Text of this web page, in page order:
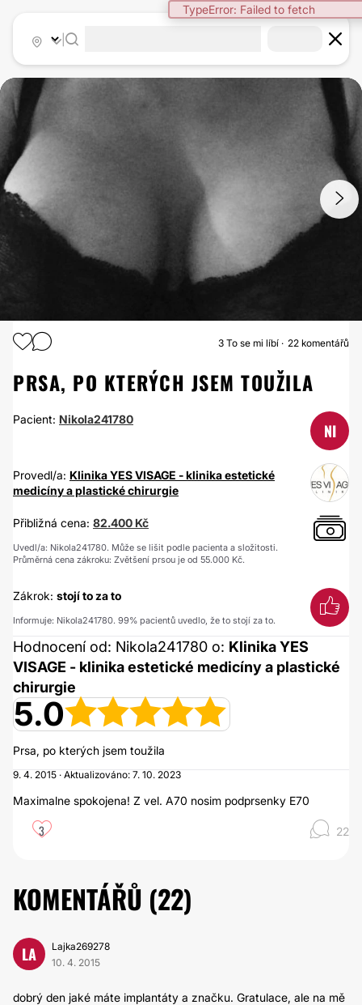
TypeError: Failed to fetch
ZVĚTŠENÍ PRSOU
3 To se mi líbí 22 komentářů
PRSA, PO KTERÝCH JSEM TOUŽILA
Pacient: Nikola241780
NI
Provedl/a: Klinika YES VISAGE - klinika estetické
medicíny a plastické chirurgie
Přibližná cena: 82.400 Kč
Uvedl/a: Nikola241780. Může se lišit podle pacienta a složitosti.
Průměrná cena zákroku: Zvětšení prsou je od 55.000 Kč.
Zákrok: stojí to za to
Informuje: Nikola241780. 99% pacientů uvedlo, že to stojí za to.
Hodnocení od: Nikola241780 o: Klinika YES
VISAGE - klinika estetické medicíny a plastické
chirurgie
5.0
Prsa, po kterých jsem toužila
9. 4. 2015 · Aktualizováno: 7. 10. 2023
Maximalne spokojena! Z vel. A70 nosim podprsenky E70
3 22
KOMENTÁŘŮ (22)
LA
Lajka269278
10. 4. 2015
dobrý den jaké máte implantáty a značku. Gratulace, ale na mě